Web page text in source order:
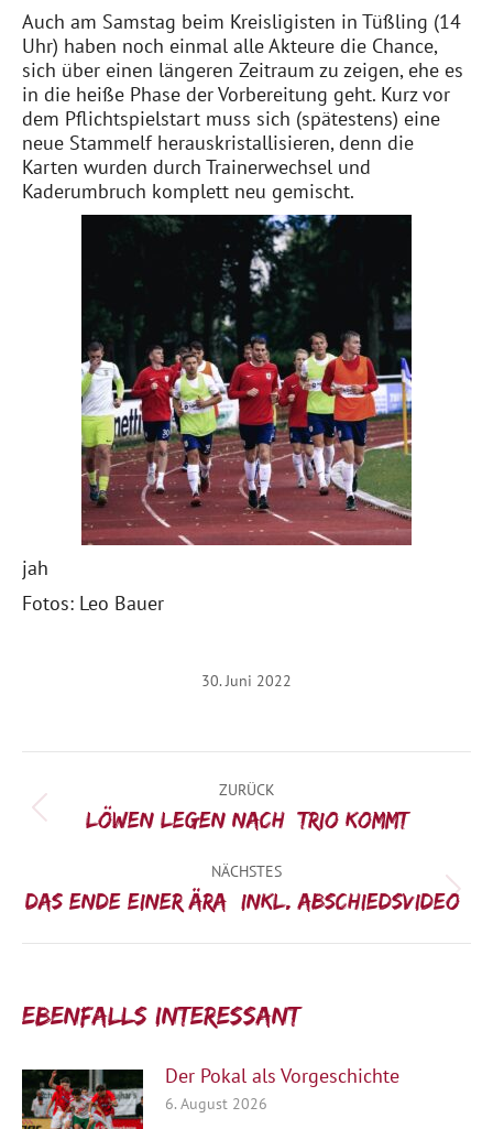
Auch am Samstag beim Kreisligisten in Tüßling (14
Uhr) haben noch einmal alle Akteure die Chance,
sich über einen längeren Zeitraum zu zeigen, ehe es
in die heiße Phase der Vorbereitung geht. Kurz vor
dem Pflichtspielstart muss sich (spätestens) eine
neue Stammelf herauskristallisieren, denn die
Karten wurden durch Trainerwechsel und
Kaderumbruch komplett neu gemischt.
jah
Fotos: Leo Bauer
30. Juni 2022
ZURÜCK
Vorheriger
Löwen legen nach: Trio kommt
NÄCHSTES
Nächster
Das Ende einer Ära (inkl. Abschiedsvideo)
Ebenfalls interessant:
Der Pokal als Vorgeschichte
6. August 2026